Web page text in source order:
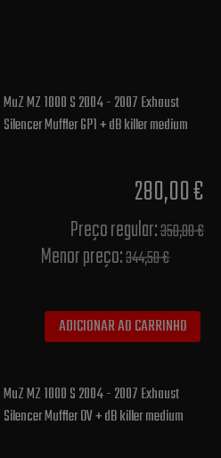
MuZ MZ 1000 S 2004 - 2007 Exhaust
Silencer Muffler GP1 + dB killer medium
280,00 €
Preço regular:350,00 €
Menor preço:344,50 €
ADICIONAR AO CARRINHO
MuZ MZ 1000 S 2004 - 2007 Exhaust
Silencer Muffler OV + dB killer medium